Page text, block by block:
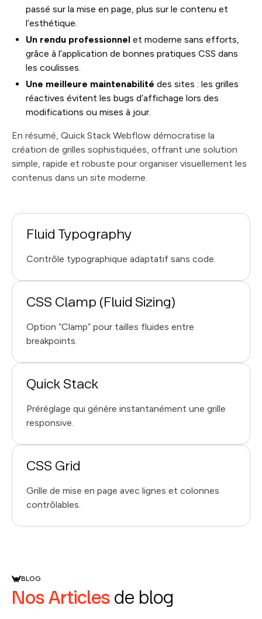
passé sur la mise en page, plus sur le contenu et
l’esthétique.
Un rendu professionnel et moderne sans efforts,
grâce à l’application de bonnes pratiques CSS dans
les coulisses.
Une meilleure maintenabilité des sites : les grilles
réactives évitent les bugs d’affichage lors des
modifications ou mises à jour.
En résumé, Quick Stack Webflow démocratise la
création de grilles sophistiquées, offrant une solution
simple, rapide et robuste pour organiser visuellement les
contenus dans un site moderne.
Fluid Typography
Contrôle typographique adaptatif sans code.
CSS Clamp (Fluid Sizing)
Option “Clamp” pour tailles fluides entre
breakpoints.
Quick Stack
Préréglage qui génère instantanément une grille
responsive.
CSS Grid
Grille de mise en page avec lignes et colonnes
contrôlables.
BLOG
Nos Articles de blog